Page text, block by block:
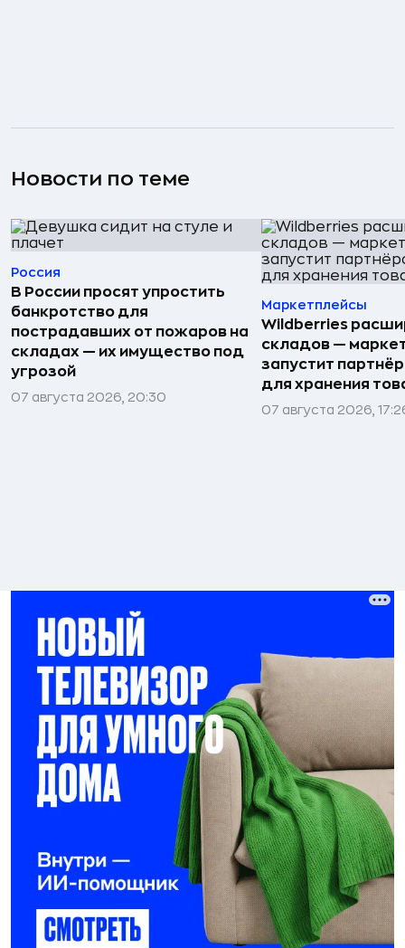
Новости по теме
Россия
В России просят упростить
банкротство для
пострадавших от пожаров на
складах — их имущество под
угрозой
07 августа 2026, 20:30
Маркетплейсы
Wildberries
складов —
запустит
для хранения
07 августа 2026,